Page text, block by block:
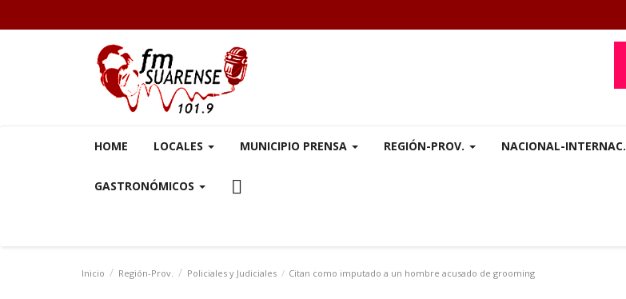
HOME LOCALES MUNICIPIO PRENSA REGIÓN-PROV. NACIONAL-INTERNAC.
GASTRONÓMICOS
Inicio Región-Prov. Policiales y Judiciales Citan como imputado a un hombre acusado de grooming